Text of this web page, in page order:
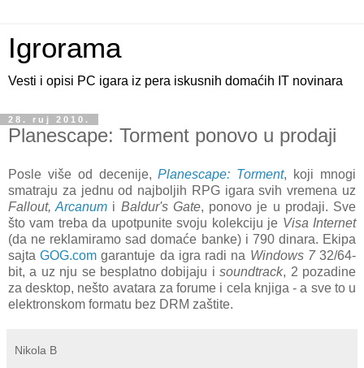
Igrorama
Vesti i opisi PC igara iz pera iskusnih domaćih IT novinara
28. ruj 2010.
Planescape: Torment ponovo u prodaji
Posle više od decenije,Planescape: Torment, koji mnogi
smatraju za jednu od najboljih RPG igara svih vremena uz
Fallout,Arcanum i Baldur's Gate, ponovo je u prodaji. Sve
što vam treba da upotpunite svoju kolekciju je Visa Internet
(da ne reklamiramo sad domaće banke) i 790 dinara. Ekipa
sajtaGOG.com garantuje da igra radi na Windows 732/64-
bit, a uz nju se besplatno dobijaju isoundtrack, 2 pozadine
za desktop, nešto avatara za forume i cela knjiga - a sve to u
elektronskom formatu bez DRM zaštite.
Nikola B